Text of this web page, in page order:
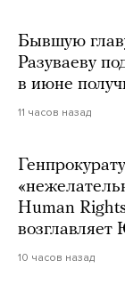
Бывшую
Разуваеву
в июне
11 часов назад
Human
10 часов назад